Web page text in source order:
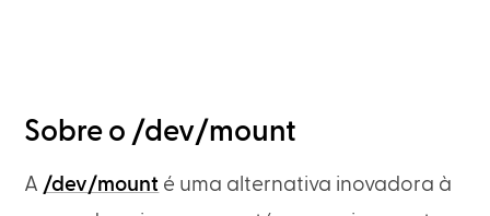
Sobre o /dev/mount
A /dev/mount é uma alternativa inovadora à